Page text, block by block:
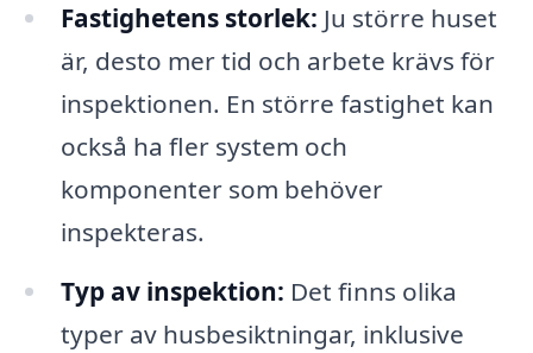
Fastighetens storlek: Ju större huset
är, desto mer tid och arbete krävs för
inspektionen. En större fastighet kan
också ha fler system och
komponenter som behöver
inspekteras.
Typ av inspektion: Det finns olika
typer av husbesiktningar, inklusive